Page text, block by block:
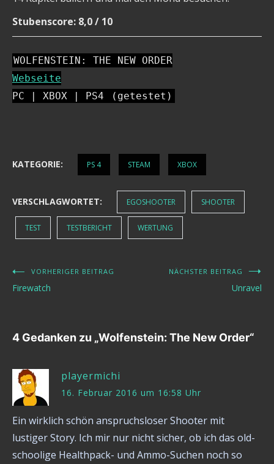
Stubenscore: 8,0 / 10
WOLFENSTEIN: THE NEW ORDER
Webseite
PC | XBOX | PS4
(getestet)
KATEGORIE: PS 4 STEAM XBOX
VERSCHLAGWORTET: EGOSHOOTER SHOOTER
TEST TESTBERICHT WERTUNG
Beitragsnavigation
VORHERIGER BEITRAG
Firewatch
NÄCHSTER BEITRAG
Unravel
4 Gedanken zu „Wolfenstein: The New Order“
playermichi
16. Februar 2016 um 16:58 Uhr
Ein wirklich schön anspruchsloser Shooter mit
lustiger Story. Ich mir nur nicht sicher, ob ich das old-
schoolige Healthpack- und Ammo-Suchen noch so